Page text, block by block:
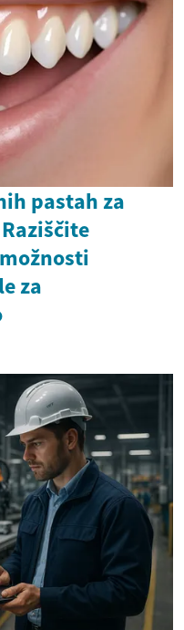
pastah za
za